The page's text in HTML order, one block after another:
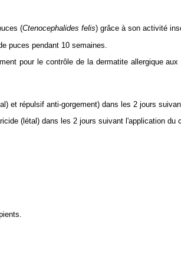
(Ctenocephalides felis) grâce à son activité
puces pendant 10 semaines.
pour le contrôle de la dermatite allergique
et répulsif anti-gorgement) dans les 2 jours
(létal) dans les 2 jours suivant l'application du